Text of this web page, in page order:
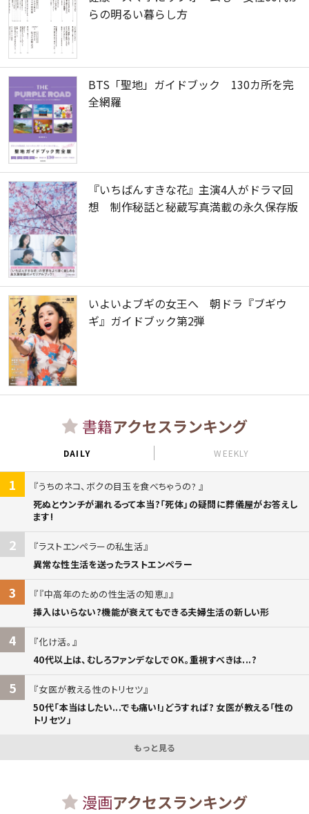
らの明るい暮らし方
BTS「聖地」ガイドブック 130カ所を完
全網羅
『いちばんすきな花』主演4人がドラマ回
想 制作秘話と秘蔵写真満載の永久保存版
いよいよブギの女王へ 朝ドラ『ブギウ
ギ』ガイドブック第2弾
書籍アクセスランキング
DAILY WEEKLY
1
うちのネコ、ボクの目玉を食べちゃうの?
死ぬとウンチが漏れるって本当?「死体」の疑問に葬儀屋がお答えし
ます!
2
ラストエンペラーの私生活
異常な性生活を送ったラストエンペラー
3
『中高年のための性生活の知恵』
挿入はいらない?機能が衰えてもできる夫婦生活の新しい形
4
化け活。
40代以上は、むしろファンデなしでOK。重視すべきは...?
5
女医が教える性のトリセツ
50代「本当はしたい...でも痛い!」どうすれば? 女医が教える「性の
トリセツ」
もっと見る
漫画アクセスランキング